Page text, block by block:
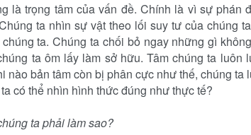
là trọng tâm của vấn đề. Chính là vì sự phán
ta nhìn sự vật theo lối suy tư của chúng
ta. Chúng ta chối bỏ ngay những gì
ta ôm lấy làm sở hữu. Tâm chúng ta
nào bản tâm còn bị phân cực như thế, chúng
có thể nhìn hình thức đúng như thực tế?
ta phải làm sao?